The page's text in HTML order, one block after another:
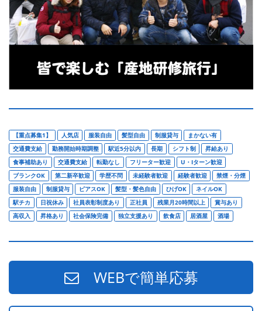
【重点募集1】 人気店 服装自由 髪型自由 制服貸与
まかない有
交通費支給
勤務開始時期調整 駅近5分以内 長期 シフト制
昇給あり
食事補助あり
交通費支給 転勤なし フリーター歓迎
U・Iターン歓迎
ブランクOK
第二新卒歓迎 学歴不問 未経験者歓迎 経験者歓迎
禁煙・分煙
服装自由
制服貸与 ピアスOK 髪型・髪色自由 ひげOK
ネイルOK
駅チカ
日祝休み 社員表彰制度あり 正社員 残業月20時間以上
賞与あり
高収入
昇格あり 社会保険完備 独立支援あり 飲食店 居酒屋 酒場
WEBで簡単応募